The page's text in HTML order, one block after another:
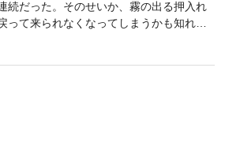
続だった。そのせいか、霧の出る押入れ
て来られなくなってしまうかも知れな
いているのを見てしまう。どうやら失